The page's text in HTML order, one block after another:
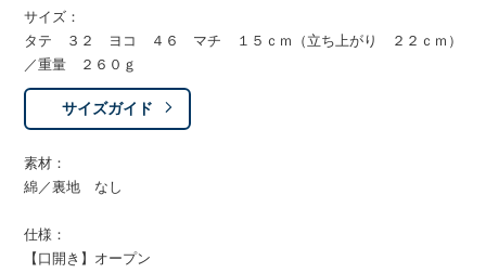
サイズ：
タテ ３２ ヨコ ４６ マチ １５ｃｍ（立ち上がり ２２ｃｍ）
／重量 ２６０ｇ
サイズガイド
素材：
綿／裏地 なし
仕様：
【口開き】オープン